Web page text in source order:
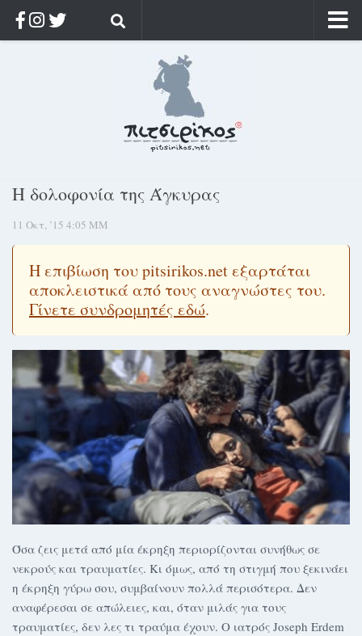
Στοχασμοί & αποφθέγματα
Διαφήμιση
Μόνο για συνδρομητές
Log in
Η δολοφονία της Άγκυρας
11 Οκτ, ’15 4:05 ΜΜ
Η επιβίωση του pitsirikos.net εξαρτάται
αποκλειστικά από τους αναγνώστες του.
Γίνετε συνδρομητές εδώ.
Όσα ζεις μετά από μία έκρηξη περιορίζονται συνήθως σε
νεκρούς και τραυματίες. Κι όμως, από τη στιγμή που ξεκινάει
η έκρηξη γύρω σου, συμβαίνουν πολλά περισότερα. Δεν
αναφέρεσαι σε απώλειες, και, όταν μιλάς για τους
τραυματίες, δεν λες τι τραύμα έχουν. Ο ιατρός Joseph Erdem